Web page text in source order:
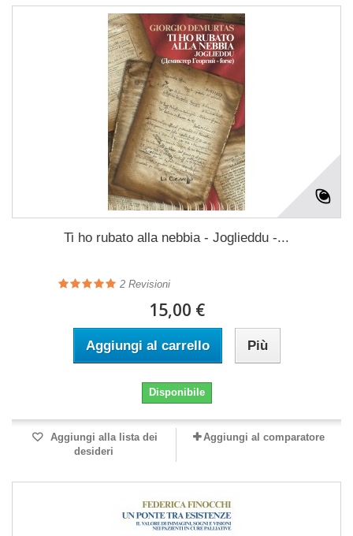
Ti ho rubato alla nebbia - Joglieddu -...
2 Revisioni
15,00 €
Aggiungi al carrello Più
Disponibile
Aggiungi alla lista dei
desideri
Aggiungi al comparatore